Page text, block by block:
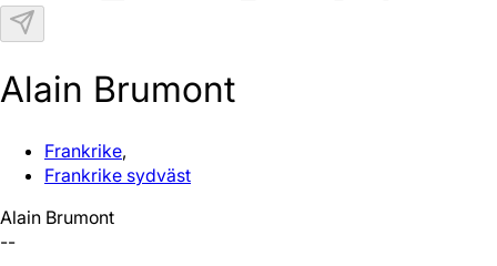
Alain Brumont
Frankrike,
Frankrike sydväst
Alain Brumont
--